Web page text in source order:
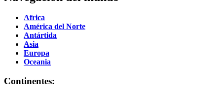
Africa
América del Norte
Antártida
Asia
Europa
Oceania
Continentes: